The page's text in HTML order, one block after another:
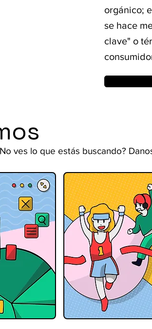
orgánico;
se hace
clave" o
ves lo que estás buscando?